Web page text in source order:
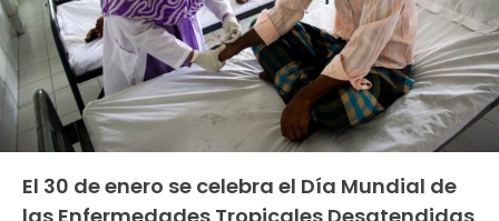
El 30 de enero se celebra el Día Mundial de